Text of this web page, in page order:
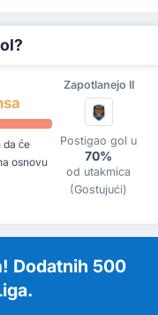
Zapotlanejo II
da će
osnovu
Postigao gol u
70%
od utakmica
(Gostujući)
Dodatnih 500